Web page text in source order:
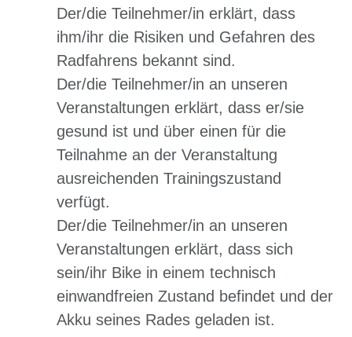
Der/die Teilnehmer/in erklärt, dass
ihm/ihr die Risiken und Gefahren des
Radfahrens bekannt sind.
Der/die Teilnehmer/in an unseren
Veranstaltungen erklärt, dass er/sie
gesund ist und über einen für die
Teilnahme an der Veranstaltung
ausreichenden Trainingszustand
verfügt.
Der/die Teilnehmer/in an unseren
Veranstaltungen erklärt, dass sich
sein/ihr Bike in einem technisch
einwandfreien Zustand befindet und der
Akku seines Rades geladen ist.